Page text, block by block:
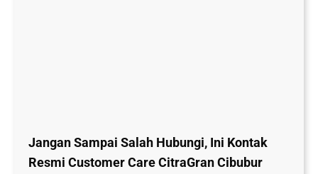
Jangan Sampai Salah Hubungi, Ini Kontak
Resmi Customer Care CitraGran Cibubur